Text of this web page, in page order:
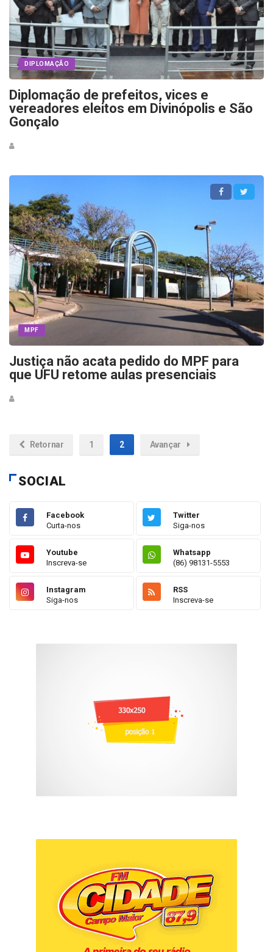
DIPLOMAÇÃO
Diplomação de prefeitos, vices e
vereadores eleitos em Divinópolis e São
Gonçalo
MPF
Justiça não acata pedido do MPF para
que UFU retome aulas presenciais
Retornar 1 2 Avançar
SOCIAL
Facebook
Curta-nos
Twitter
Siga-nos
Youtube
Inscreva-se
Whatsapp
(86) 98131-5553
Instagram
Siga-nos
RSS
Inscreva-se